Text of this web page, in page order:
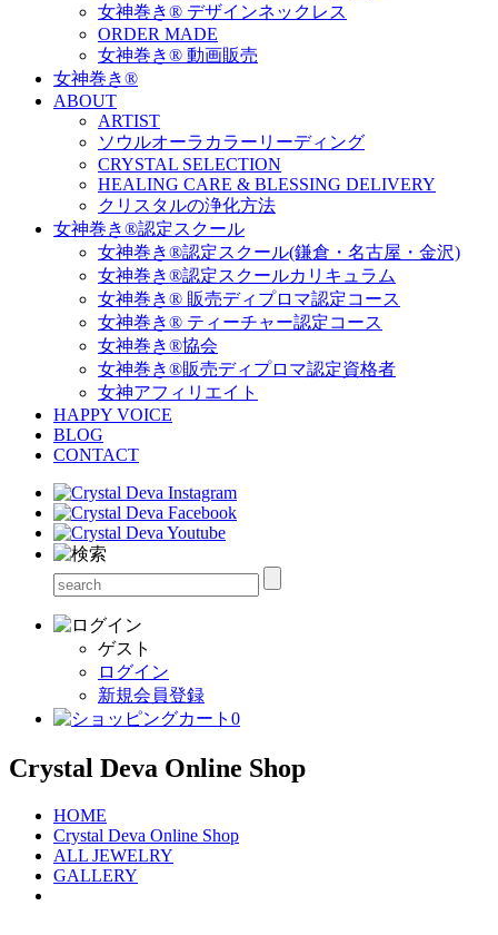
女神巻き® デザインネックレス
ORDER MADE
女神巻き® 動画販売
女神巻き®
ABOUT
ARTIST
ソウルオーラカラーリーディング
CRYSTAL SELECTION
HEALING CARE & BLESSING DELIVERY
クリスタルの浄化方法
女神巻き®認定スクール
女神巻き®認定スクール(鎌倉・名古屋・金沢)
女神巻き®認定スクールカリキュラム
女神巻き® 販売ディプロマ認定コース
女神巻き® ティーチャー認定コース
女神巻き®協会
女神巻き®販売ディプロマ認定資格者
女神アフィリエイト
HAPPY VOICE
BLOG
CONTACT
ゲスト
ログイン
新規会員登録
0
Crystal Deva Online Shop
HOME
Crystal Deva Online Shop
ALL JEWELRY
GALLERY